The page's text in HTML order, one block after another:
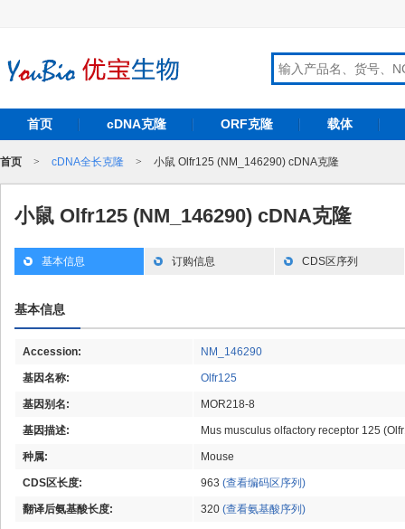
首页 cDNA克隆 ORF克隆 载体
首页 > cDNA全长克隆 > 小鼠 Olfr125 (NM_146290) cDNA克隆
小鼠 Olfr125 (NM_146290) cDNA克隆
基本信息 订购信息 CDS区序列
基本信息
Accession: NM_146290
基因名称: Olfr125
基因别名: MOR218-8
基因描述: Mus musculus olfactory receptor 125
种属: Mouse
CDS区长度: 963 (查看编码区序列)
翻译后氨基酸长度: 320 (查看氨基酸序列)